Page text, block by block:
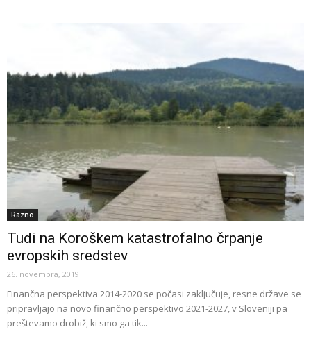
Razno
Tudi na Koroškem katastrofalno črpanje
evropskih sredstev
26. novembra, 2019
Finančna perspektiva 2014-2020 se počasi zaključuje, resne države se
pripravljajo na novo finančno perspektivo 2021-2027, v Sloveniji pa
preštevamo drobiž, ki smo ga tik...